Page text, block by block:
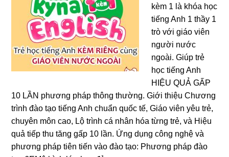
kèm 1 là khóa học
tiếng Anh 1 thầy 1
trò với giáo viên
người nước
ngoài. Giúp trẻ
học tiếng Anh
HIỆU QUẢ GẤP
10 LẦN phương pháp thông thường. Giới thiệu Chương
trình đào tạo tiếng Anh chuẩn quốc tế, Giáo viên yêu trẻ,
chuyên môn cao, Lộ trình cá nhân hóa từng trẻ, và Hiệu
quả tiếp thu tăng gấp 10 lần. Ứng dụng công nghệ và
phương pháp tiên tiến vào đào tạo: Phương pháp đào